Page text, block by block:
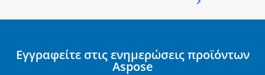
Εγγραφείτε στις ενημερώσεις προϊόντων
Aspose